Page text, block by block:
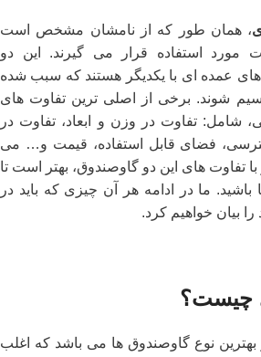
، همان طور که از نامشان مشخص است
مورد استفاده قرار می گیرند. این دو
عمده ای با یکدیگر هستند که سبب شده
شوند. برخی از اصلی ترین تفاوت های
شامل: تفاوت در وزن و ابعاد، تفاوت در
فضای قابل استفاده، قیمت و… می
با تفاوت های این دو گاوصندوق، بهتر است تا
ما در ادامه هر آن چیزی که باید در
را بیان خواهیم کرد.
چیست؟
بهترین نوع گاوصندوق ها می باشد که اغلب